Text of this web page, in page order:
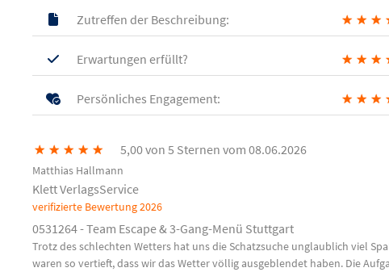
Zutreffen der Beschreibung: ★ ★ ★
Erwartungen erfüllt? ★ ★ ★
Persönliches Engagement: ★ ★ ★
★ ★ ★ ★ ★ 5,00 von 5 Sternen vom 08.06.2026
Matthias Hallmann
Klett VerlagsService
verifizierte Bewertung2026
0531264 - Team Escape & 3-Gang-Menü Stuttgart
Trotz des schlechten Wetters hat uns die Schatzsuche unglaublich viel
waren so vertieft, dass wir das Wetter völlig ausgeblendet haben. Die